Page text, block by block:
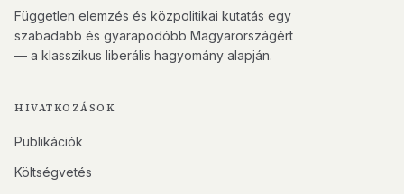
Független elemzés és közpolitikai kutatás egy
szabadabb és gyarapodóbb Magyarországért
— a klasszikus liberális hagyomány alapján.
HIVATKOZÁSOK
Publikációk
Költségvetés